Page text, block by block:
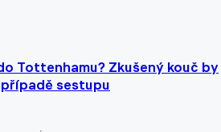
Tottenhamu? Zkušený kouč by
sestupu